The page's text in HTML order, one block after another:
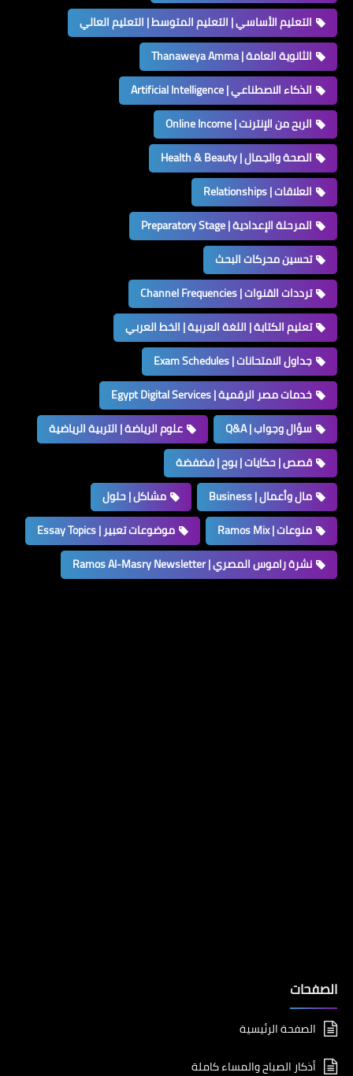
التعليم الأساسي | التعليم المتوسط | التعليم العالي
الثانوية العامة | Thanaweya Amma
الذكاء الاصطناعي | Artificial Intelligence
الربح من الإنترنت | Online Income
الصحة والجمال | Health & Beauty
العلاقات | Relationships
المرحلة الإعدادية | Preparatory Stage
تحسين محركات البحث
ترددات القنوات | Channel Frequencies
تعليم الكتابة | اللغة العربية | الخط العربي
جداول الامتحانات | Exam Schedules
خدمات مصر الرقمية | Egypt Digital Services
سؤال وجواب | Q&A
علوم الرياضة | التربية الرياضية
قصص | حكايات | بوح | فضفضة
مال وأعمال | Business
مشاكل | حلول
منوعات | Ramos Mix
موضوعات تعبير | Essay Topics
نشرة راموس المصري | Ramos Al-Masry Newsletter
الصفحات
الصفحة الرئيسية
أذكار الصباح والمساء كاملة